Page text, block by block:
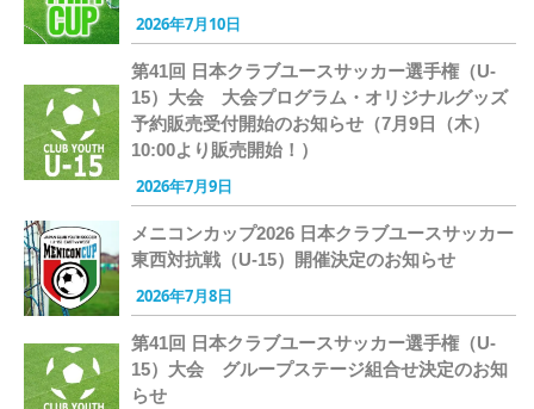
2026年7月10日
第41回 日本クラブユースサッカー選手権（U-
15）大会 大会プログラム・オリジナルグッズ
予約販売受付開始のお知らせ（7月9日（木）
10:00より販売開始！）
2026年7月9日
メニコンカップ2026 日本クラブユースサッカー
東西対抗戦（U-15）開催決定のお知らせ
2026年7月8日
第41回 日本クラブユースサッカー選手権（U-
15）大会 グループステージ組合せ決定のお知
らせ